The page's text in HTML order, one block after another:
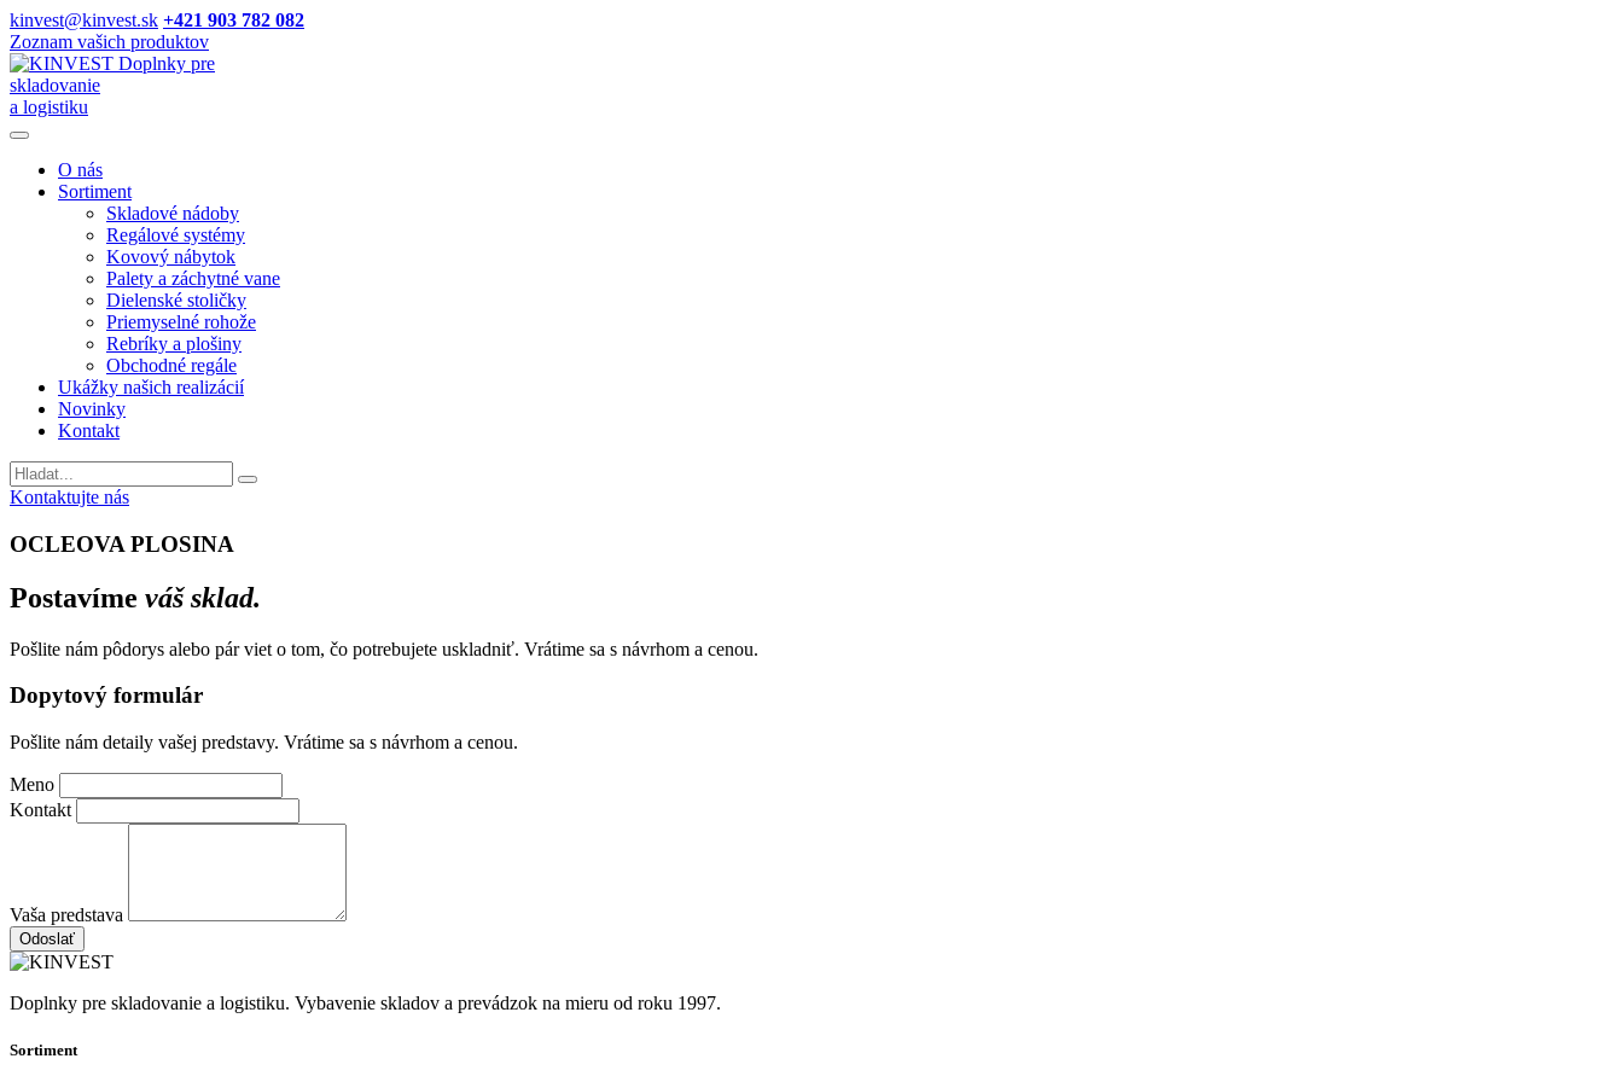
kinvest@kinvest.sk +421 903 782 082
Zoznam vašich produktov
Doplnky pre
skladovanie
a logistiku
O nás
Sortiment
Skladové nádoby
Regálové systémy
Kovový nábytok
Palety a záchytné vane
Dielenské stoličky
Priemyselné rohože
Rebríky a plošiny
Obchodné regále
Ukážky našich realizácií
Novinky
Kontakt
Vyhladavanie
Kontaktujte nás
OCLEOVA PLOSINA
Postavíme váš sklad.
Pošlite nám pôdorys alebo pár viet o tom, čo potrebujete uskladniť. Vrátime sa s návrhom a cenou.
Dopytový formulár
Pošlite nám detaily vašej predstavy. Vrátime sa s návrhom a cenou.
Meno
Kontakt
Vaša predstava
Odoslať
Doplnky pre skladovanie a logistiku. Vybavenie skladov a prevádzok na mieru od roku 1997.
Sortiment